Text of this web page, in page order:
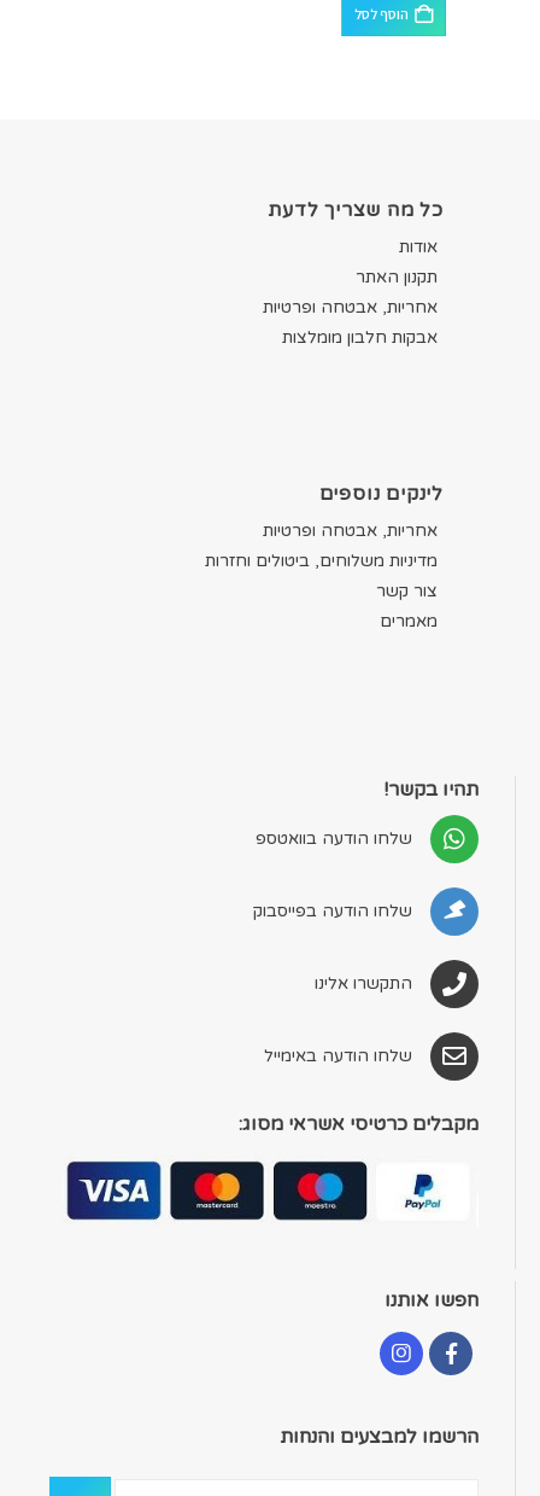
הוסף לסל
כל מה שצריך לדעת
אודות
תקנון האתר
אחריות, אבטחה ופרטיות
אבקות חלבון מומלצות
לינקים נוספים
אחריות, אבטחה ופרטיות
מדיניות משלוחים, ביטולים וחזרות
צור קשר
מאמרים
תהיו בקשר!
שלחו הודעה בוואטספ
שלחו הודעה בפייסבוק
התקשרו אלינו
שלחו הודעה באימייל
מקבלים כרטיסי אשראי מסוג:
חפשו אותנו
הרשמו למבצעים והנחות